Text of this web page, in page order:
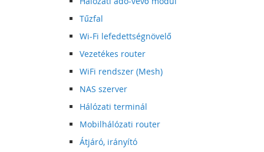
Tűzfal
Wi-Fi lefedettségnövelő
Vezetékes router
WiFi rendszer (Mesh)
NAS szerver
Hálózati terminál
Mobilhálózati router
Átjáró, irányító